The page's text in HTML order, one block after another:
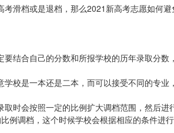
考滑档或是退档，那么2021新高考志愿如何
要结合自己的分数和所报学校的历年录取分
学校是一本还是二本，而可以接受不同的专
取时会按照一定的比例扩大调档范围，然后
例调档，这个时候学校会根据相应的条件进